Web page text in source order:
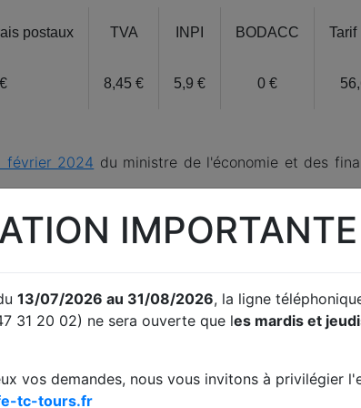
postaux TVA INPI BODACC Tarif
8,45 € 5,9 € 0 €
février 2024 du ministre de l'économie et des
(somme reversée par le greffe)
et Commerciales(somme reversée par le greffe)
13/07/2026 au 31/08/2026, la ligne
31 20 02) ne sera ouverte que les mardis et
vos demandes, nous vous invitons à privilégier
tc-tours.fr